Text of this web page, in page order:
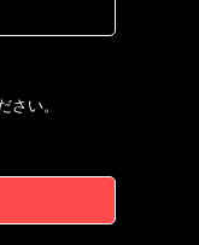
さい。